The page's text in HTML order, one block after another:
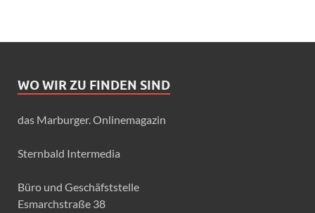
WO WIR ZU FINDEN SIND
das Marburger. Onlinemagazin
Sternbald Intermedia
Büro und Geschäfststelle
Esmarchstraße 38